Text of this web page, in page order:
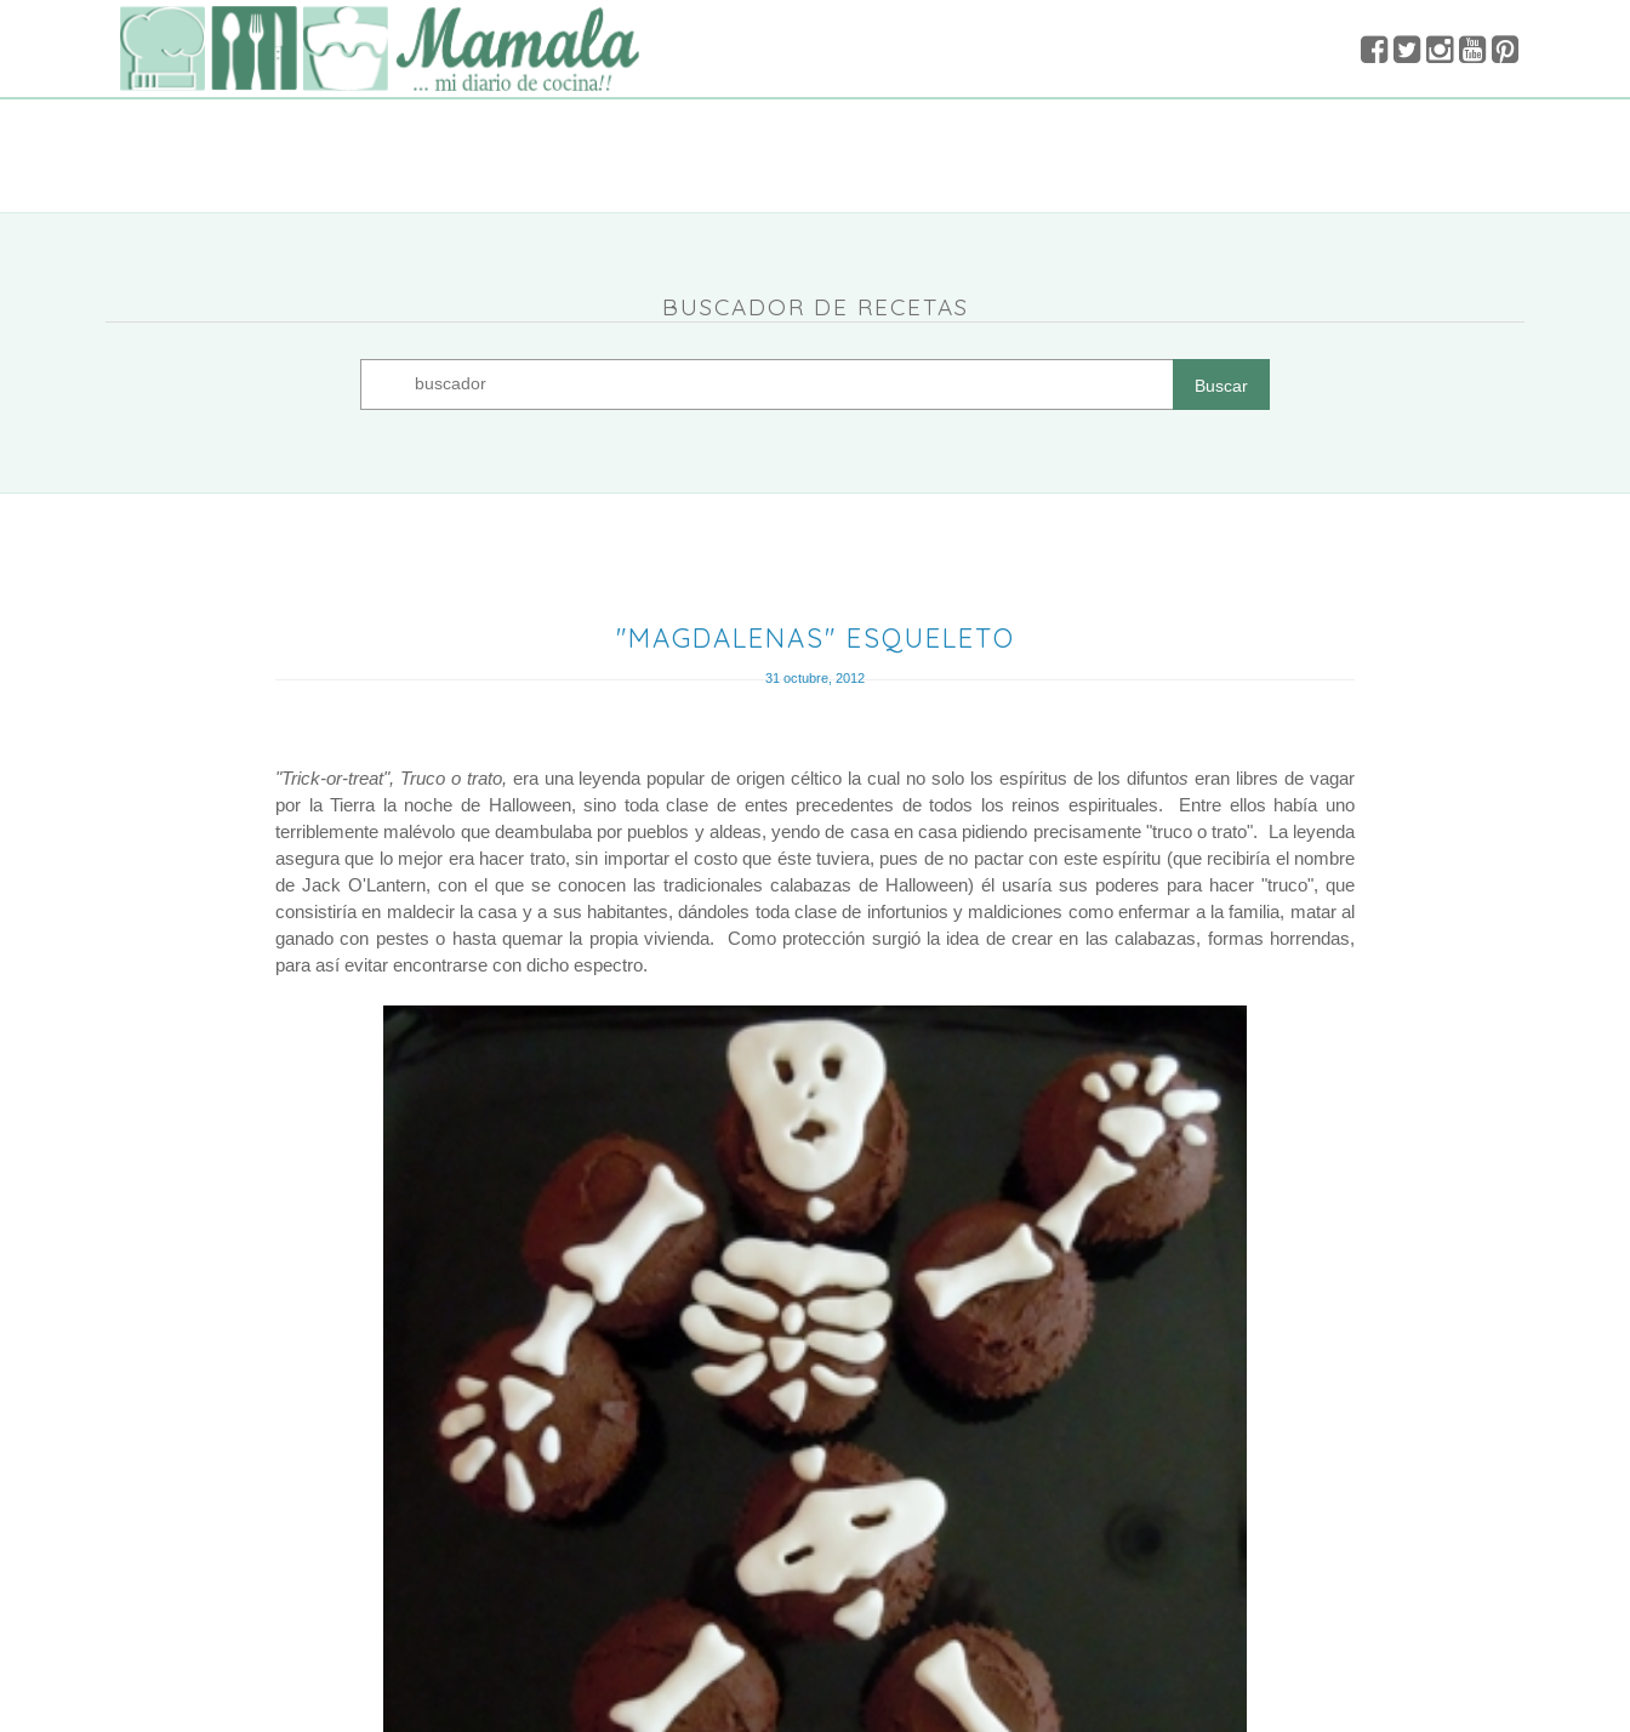
BUSCADOR DE RECETAS
Buscar
31 octubre, 2012
"MAGDALENAS" ESQUELETO
"Trick-or-treat", Truco o trato, era una leyenda popular de origen céltico la cual no solo los espíritus de los difuntos eran libres de vagar
por la Tierra la noche de Halloween, sino toda clase de entes precedentes de todos los reinos espirituales. Entre ellos había uno
terriblemente malévolo que deambulaba por pueblos y aldeas, yendo de casa en casa pidiendo precisamente "truco o trato". La leyenda
asegura que lo mejor era hacer trato, sin importar el costo que éste tuviera, pues de no pactar con este espíritu (que recibiría el nombre
de Jack O'Lantern, con el que se conocen las tradicionales calabazas de Halloween) él usaría sus poderes para hacer "truco", que
consistiría en maldecir la casa y a sus habitantes, dándoles toda clase de infortunios y maldiciones como enfermar a la familia, matar al
ganado con pestes o hasta quemar la propia vivienda. Como protección surgió la idea de crear en las calabazas, formas horrendas,
para así evitar encontrarse con dicho espectro.